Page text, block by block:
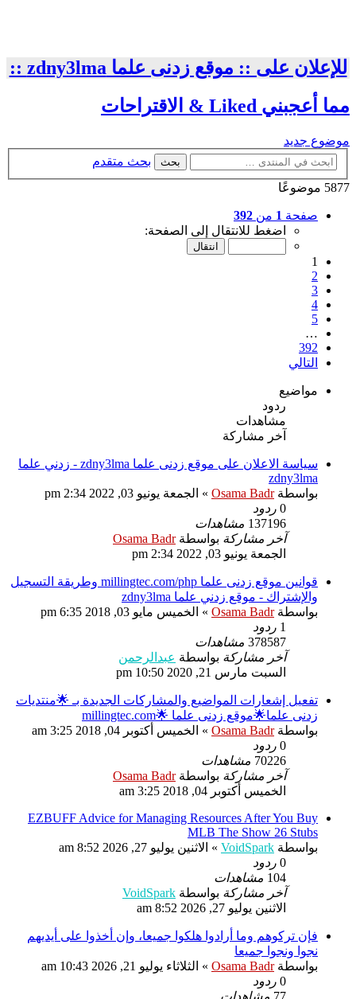
للإعلان على :: موقع زدنى علما zdny3lma ::
مما أعجبني Liked & الاقتراحات
موضوع جديد
بحث
بحث متقدم
5877 موضوعًا
صفحة 1 من 392
اضغط للانتقال إلى الصفحة:
1
2
3
4
5
…
392
التالي
مواضيع
ردود
مشاهدات
آخر مشاركة
سياسة الاعلان على موقع زدنى علما zdny3lma - زدني علما
zdny3lma
بواسطةOsama Badr
» الجمعة يونيو 03, 2022 2:34 pm
0 ردود
137196 مشاهدات
آخر مشاركة بواسطةOsama Badr
الجمعة يونيو 03, 2022 2:34 pm
قوانين موقع زدنى علما millingtec.com/php وطريقة التسجيل
والإشتراك - موقع زدني علما zdny3lma
بواسطةOsama Badr
» الخميس مايو 03, 2018 6:35 pm
1 ردود
378587 مشاهدات
آخر مشاركة بواسطة عبدالرحمن
السبت مارس 21, 2020 10:50 pm
تفعيل إشعارات المواضيع والمشاركات الجديدة بـ 🌟منتديات
زدنى علما🌟موقع زدنى علما 🌟millingtec.com
بواسطةOsama Badr
» الخميس أكتوبر 04, 2018 3:25 am
0 ردود
70226 مشاهدات
آخر مشاركة بواسطةOsama Badr
الخميس أكتوبر 04, 2018 3:25 am
EZBUFF Advice for Managing Resources After You Buy
MLB The Show 26 Stubs
بواسطة VoidSpark
» الاثنين يوليو 27, 2026 8:52 am
0 ردود
104 مشاهدات
آخر مشاركة بواسطة VoidSpark
الاثنين يوليو 27, 2026 8:52 am
فإن تركوهم وما أرادوا هلكوا جميعا، وإن أخذوا على أيديهم
نجوا ونجوا جميعا
بواسطةOsama Badr
» الثلاثاء يوليو 21, 2026 10:43 am
0 ردود